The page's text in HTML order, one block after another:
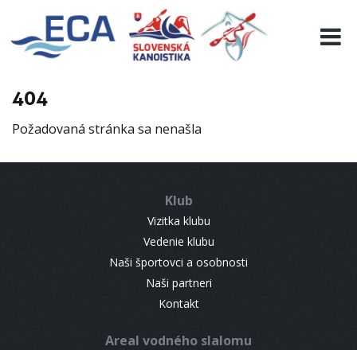
404
Požadovaná stránka sa nenašla
Klub
Vizitka klubu
Vedenie klubu
Naši športovci a osobnosti
Naši partneri
Kontakt
Areal vodného slalomu
EURO 19
INFO
RESULTS
CONTACT